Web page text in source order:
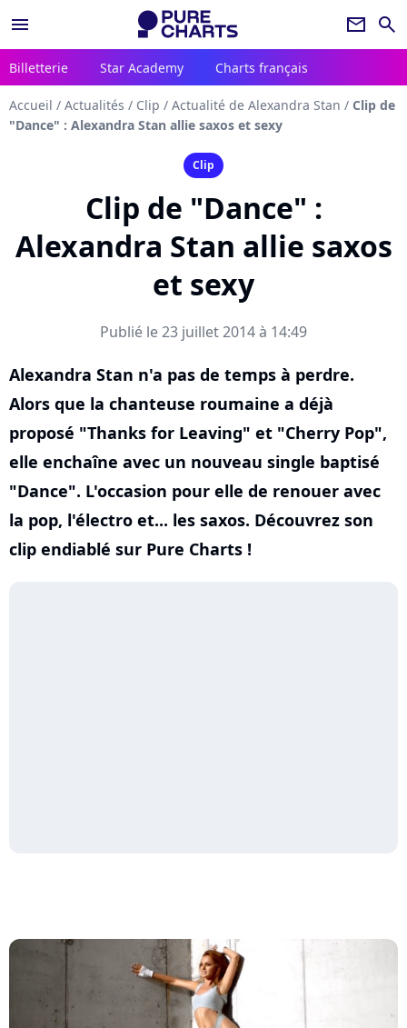
menu newsletter search
Billetterie Star Academy Charts français
Accueil / Actualités / Clip / Actualité de Alexandra Stan / Clip de
"Dance" : Alexandra Stan allie saxos et sexy
Clip
Clip de "Dance" :
Alexandra Stan allie saxos
et sexy
Publié le 23 juillet 2014 à 14:49
Alexandra Stan n'a pas de temps à perdre.
Alors que la chanteuse roumaine a déjà
proposé "Thanks for Leaving" et "Cherry Pop",
elle enchaîne avec un nouveau single baptisé
"Dance". L'occasion pour elle de renouer avec
la pop, l'électro et... les saxos. Découvrez son
clip endiablé sur Pure Charts !